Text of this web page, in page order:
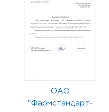
ОАО
"Фармстандарт-